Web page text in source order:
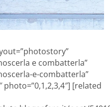
e combatterla”
e-combatterla”
photo=”0,1,2,3,4″] [related